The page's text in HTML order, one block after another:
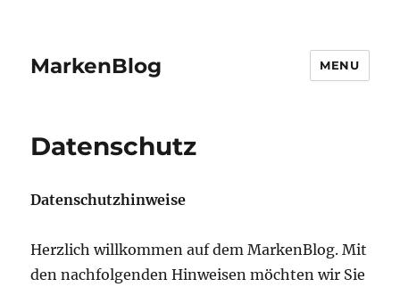
MarkenBlog MENU
Datenschutz
Datenschutzhinweise
Herzlich willkommen auf dem MarkenBlog. Mit
den nachfolgenden Hinweisen möchten wir Sie